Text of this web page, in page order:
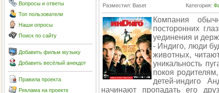
Вопросы и ответы
Топ пользователи
Наши опросы
Поиск по сайту
Добавить фильм музыку
Добавить весёлый анекдот
Правила проекта
Реклама на проекте
Разместил: Baset Категория:
Компания
посторонних
уединения и
- Индиго, люди
животных,
уникальность
покоя
детей-индиго
начинают пропадать его